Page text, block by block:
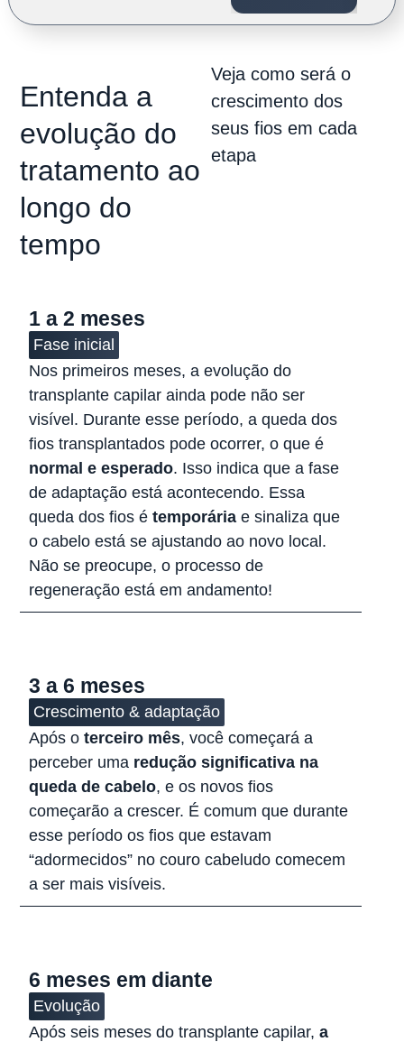
Entenda a
evolução do
tratamento ao
longo do
tempo
Veja como será o
crescimento dos
seus fios em cada
etapa
1 a 2 meses
Fase inicial
Nos primeiros meses, a evolução do
transplante capilar ainda pode não ser
visível. Durante esse período, a queda dos
fios transplantados pode ocorrer, o que é
normal e esperado. Isso indica que a fase
de adaptação está acontecendo. Essa
queda dos fios étemporária e sinaliza que
o cabelo está se ajustando ao novo local.
Não se preocupe, o processo de
regeneração está em andamento!
3 a 6 meses
Crescimento & adaptação
Após oterceiro mês, você começará a
perceber uma redução significativa na
queda de cabelo, e os novos fios
começarão a crescer. É comum que durante
esse período os fios que estavam
“adormecidos” no couro cabeludo comecem
a ser mais visíveis.
6 meses em diante
Evolução
Após seis meses do transplante capilar,a